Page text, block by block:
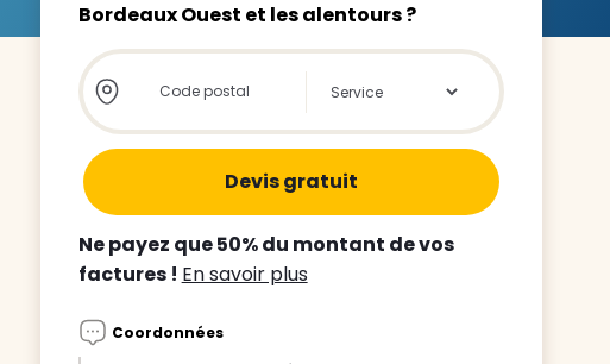
le
de votre enfant
à
Bordeaux Ouest et les alentours ?
Store locator global - Autocompletion
Rechercher
Ne payez que 50% du montant de vos
factures ! En savoir plus
Coordonnées